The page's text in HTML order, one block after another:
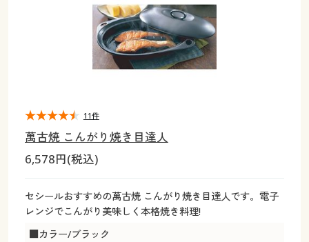
美容・健康・サプリメント
制服・スクールすべて
ジュニア・ティーンズ下着
大きいサイズ レディース服
大きいサイズ レディース下着
大きいサイズ メンズ
大きいサイズ 事務・制服
バーゲンセール
シークレットセール
詳細検索
商品カテゴリ一覧
カタログ・チラシからのご注文
カーテン・ラグ・ファブリック
ジュニア・ティーンズ下着
大きいサイズ通販すべて
大きいサイズ レディース服
大きいサイズ レディース下着
シークレットセール
商品カテゴリ一覧
カタログ
デジタルカタログ
萬古焼 こんがり焼き目達人
6,578円(税込)
セシールおすすめの萬古焼 こんがり焼き目達人です。電子
レンジでこんがり美味しく本格焼き料理!
■カラー/ブラック
11件